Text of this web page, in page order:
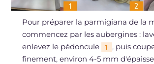
Pour préparer la parmigiana de la
commencez par les aubergines :
enlevez le pédoncule
1
, puis
finement, environ 4-5 mm